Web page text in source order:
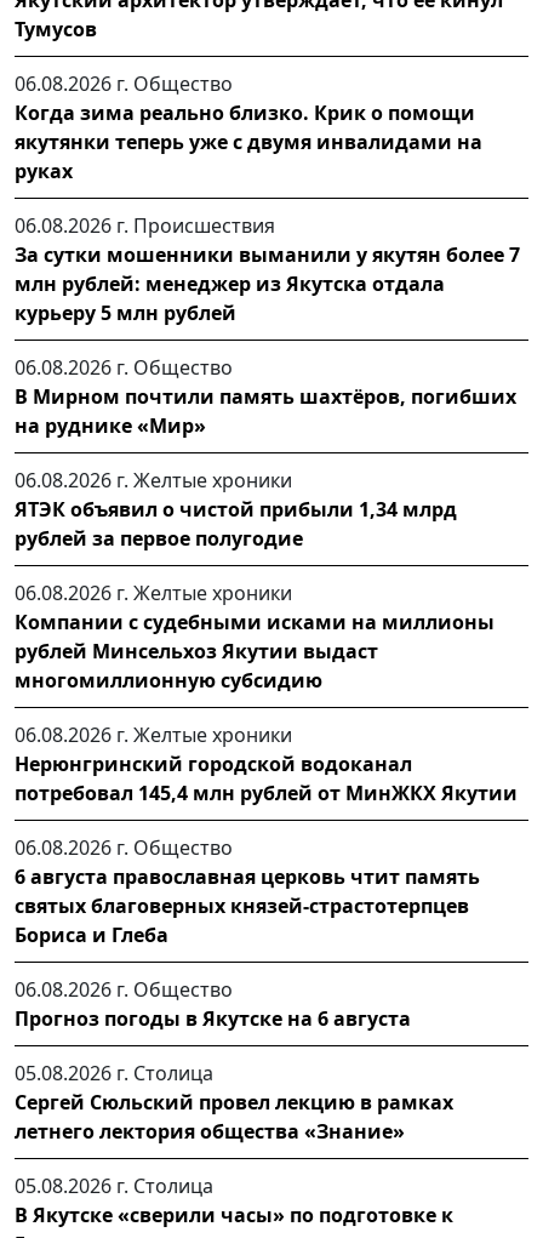
Тумусов
06.08.2026 г. Общество
Когда зима реально близко. Крик о помощи
якутянки теперь уже с двумя инвалидами на
руках
06.08.2026 г. Происшествия
За сутки мошенники выманили у якутян более 7
млн рублей: менеджер из Якутска отдала
курьеру 5 млн рублей
06.08.2026 г. Общество
В Мирном почтили память шахтёров, погибших
на руднике «Мир»
06.08.2026 г. Желтые хроники
ЯТЭК объявил о чистой прибыли 1,34 млрд
рублей за первое полугодие
06.08.2026 г. Желтые хроники
Компании с судебными исками на миллионы
рублей Минсельхоз Якутии выдаст
многомиллионную субсидию
06.08.2026 г. Желтые хроники
Нерюнгринский городской водоканал
потребовал 145,4 млн рублей от МинЖКХ Якутии
06.08.2026 г. Общество
6 августа православная церковь чтит память
святых благоверных князей-страстотерпцев
Бориса и Глеба
06.08.2026 г. Общество
Прогноз погоды в Якутске на 6 августа
05.08.2026 г. Столица
Сергей Сюльский провел лекцию в рамках
летнего лектория общества «Знание»
05.08.2026 г. Столица
В Якутске «сверили часы» по подготовке к